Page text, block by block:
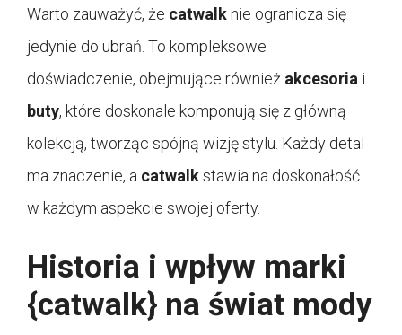
Warto zauważyć, że catwalknie ogranicza się
jedynie do ubrań. To kompleksowe
doświadczenie, obejmujące również akcesoria i
buty, które doskonale komponują się z główną
kolekcją, tworząc spójną wizję stylu. Każdy detal
ma znaczenie, a catwalkstawia na doskonałość
w każdym aspekcie swojej oferty.
Historia i wpływ marki
{catwalk} na świat mody